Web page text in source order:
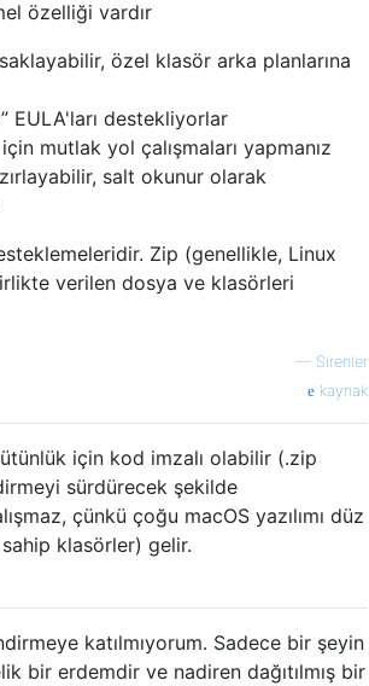
özelliği vardır
özel klasör arka planlarına
EULA'ları destekliyorlar
mutlak yol çalışmaları yapmanız
salt okunur olarak
Zip (genellikle, Linux
verilen dosya ve klasörleri
— Sirenler
kaynak
için kod imzalı olabilir (.zip
sürdürecek şekilde
çünkü çoğu macOS yazılımı düz
klasörler) gelir.
katılmıyorum. Sadece bir şeyin
bir erdemdir ve nadiren dağıtılmış bir